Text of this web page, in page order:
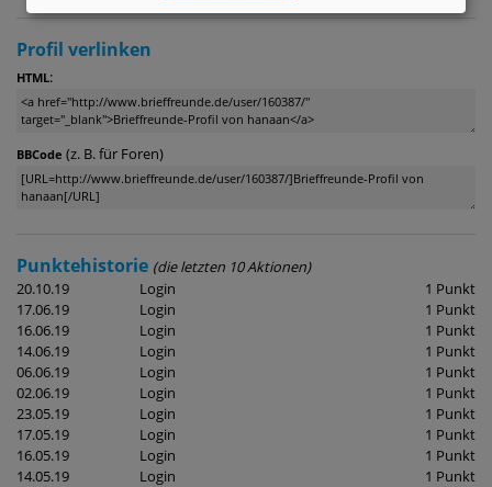
Profil verlinken
HTML:
BBCode (z. B. für Foren)
Punktehistorie (die letzten 10 Aktionen)
20.10.19
Login
1 Punkt
17.06.19
Login
1 Punkt
16.06.19
Login
1 Punkt
14.06.19
Login
1 Punkt
06.06.19
Login
1 Punkt
02.06.19
Login
1 Punkt
23.05.19
Login
1 Punkt
17.05.19
Login
1 Punkt
16.05.19
Login
1 Punkt
14.05.19
Login 1 Punkt